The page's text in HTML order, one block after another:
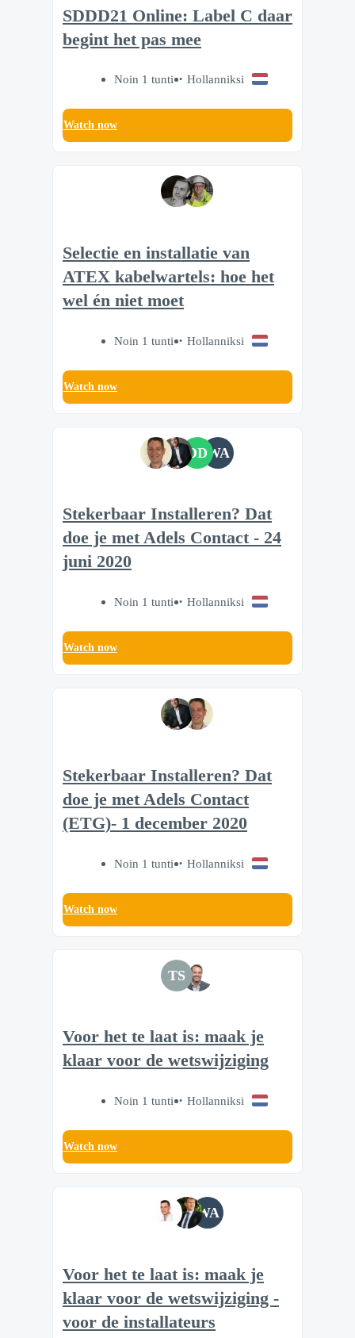
SDDD21 Online: Label C daar
begint het pas mee
Noin 1 tunti Hollanniksi
Watch now
Selectie en installatie van
ATEX kabelwartels: hoe het
wel én niet moet
Noin 1 tunti Hollanniksi
Watch now
DDWA
Stekerbaar Installeren? Dat
doe je met Adels Contact - 24
juni 2020
Noin 1 tunti Hollanniksi
Watch now
Stekerbaar Installeren? Dat
doe je met Adels Contact
(ETG)- 1 december 2020
Noin 1 tunti Hollanniksi
Watch now
TS
Voor het te laat is: maak je
klaar voor de wetswijziging
Noin 1 tunti Hollanniksi
Watch now
WA
Voor het te laat is: maak je
klaar voor de wetswijziging -
voor de installateurs